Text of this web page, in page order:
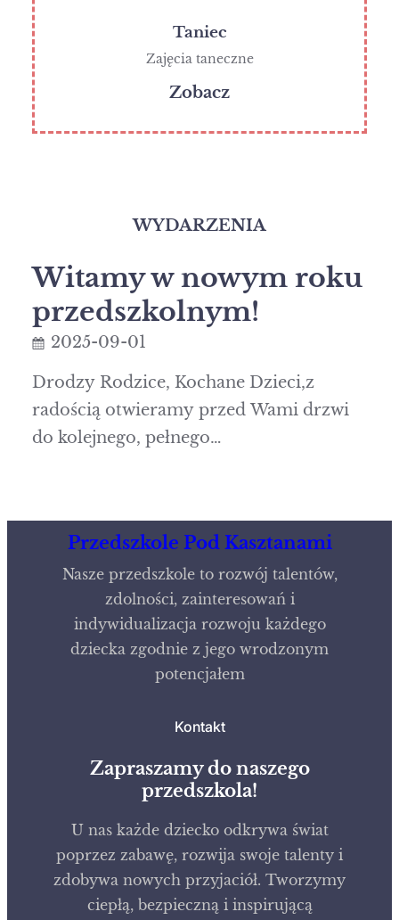
Taniec
Zajęcia taneczne
Zobacz
WYDARZENIA
Witamy w nowym roku
przedszkolnym!
2025-09-01
Drodzy Rodzice, Kochane Dzieci,z
radością otwieramy przed Wami drzwi
do kolejnego, pełnego…
Przedszkole Pod Kasztanami
Nasze przedszkole to rozwój talentów,
zdolności, zainteresowań i
indywidualizacja rozwoju każdego
dziecka zgodnie z jego wrodzonym
potencjałem
Kontakt
Zapraszamy do naszego
przedszkola!
U nas każde dziecko odkrywa świat
poprzez zabawę, rozwija swoje talenty i
zdobywa nowych przyjaciół. Tworzymy
ciepłą, bezpieczną i inspirującą